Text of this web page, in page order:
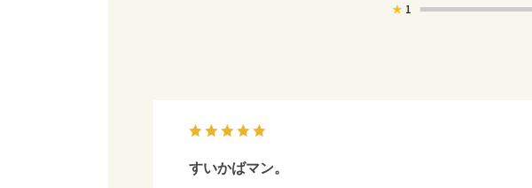
★ 1
すいかばマン。